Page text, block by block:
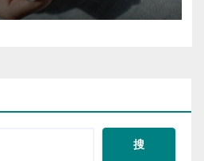
搜